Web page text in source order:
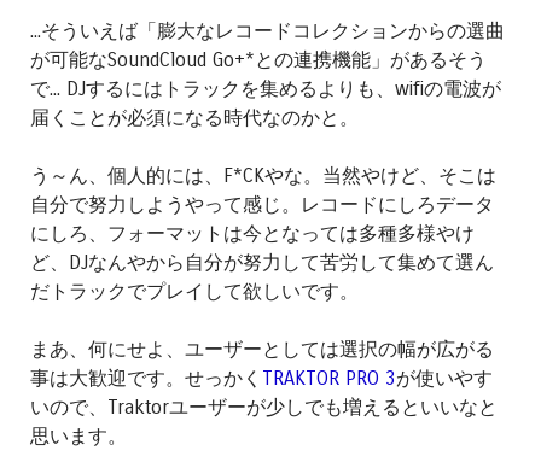
...そういえば「膨大なレコードコレクションからの選曲
が可能なSoundCloud Go+*との連携機能」があるそう
で... DJするにはトラックを集めるよりも、wifiの電波が
届くことが必須になる時代なのかと。
う～ん、個人的には、F*CKやな。当然やけど、そこは
自分で努力しようやって感じ。レコードにしろデータ
にしろ、フォーマットは今となっては多種多様やけ
ど、DJなんやから自分が努力して苦労して集めて選ん
だトラックでプレイして欲しいです。
まあ、何にせよ、ユーザーとしては選択の幅が広がる
事は大歓迎です。せっかく TRAKTOR PRO 3が使いやす
いので、Traktorユーザーが少しでも増えるといいなと
思います。